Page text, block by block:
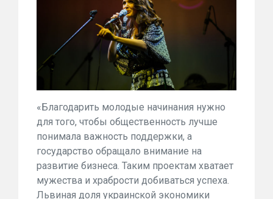
«Благодарить молодые начинания нужно
для того, чтобы общественность лучше
понимала важность поддержки, а
государство обращало внимание на
развитие бизнеса. Таким проектам хватает
мужества и храбрости добиваться успеха.
Львиная доля украинской экономики